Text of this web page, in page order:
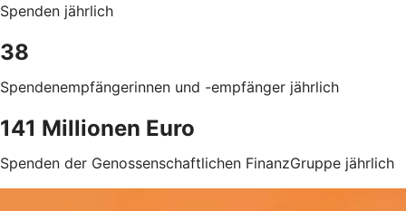
Spenden jährlich
38
Spendenempfängerinnen und -empfänger jährlich
141 Millionen Euro
Spenden der Genossenschaftlichen FinanzGruppe jährlich